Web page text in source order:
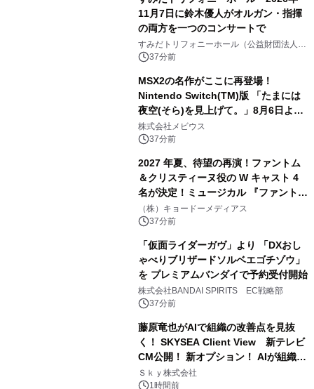
11月7日に鈴木優人がオルガン・指揮
の両方を一つのコンサートで
すみだトリフォニーホール（公益財団法人墨
田区文化振興財団）
37分前
MSX2の名作がここに再登場！
Nintendo Switch(TM)版 「たまには
夜空(そら)を見上げて。」8月6日より
配信開始！
株式会社メビウス
37分前
2027 年夏、待望の再演！ファントム
＆クリスティーヌ役の W キャスト 4
名が決定！ミュージカル 『ファント
ム』
（株）キョードーメディアス
37分前
「仮面ライダーガヴ」より 「DXおし
ゃべりブリザードソルベエゴチゾウ」
を プレミアムバンダイで予約受付開始
株式会社BANDAI SPIRITS EC戦略部
37分前
藤原竜也がAIで組織の改善点を見抜
く！ SKYSEA Client View 新テレビ
CM公開！ 新オプション！ AIが組織の
業務実態を分析し労務改善を支援。 藤
原竜也メイキング動画公開 「もしAIが
Ｓｋｙ株式会社
1時間前